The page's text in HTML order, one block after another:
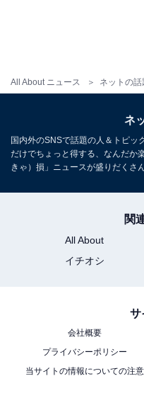
All About ニュース ネットの話
ネ
国内外のSNSで話題の人＆トピッ
だけでちょっと得する、なんだか
きゃ）損」ニュースが盛りだくさん
関
All About
イチオシ
サ
会社概要
プライバシーポリシー
当サイトの情報についての注意